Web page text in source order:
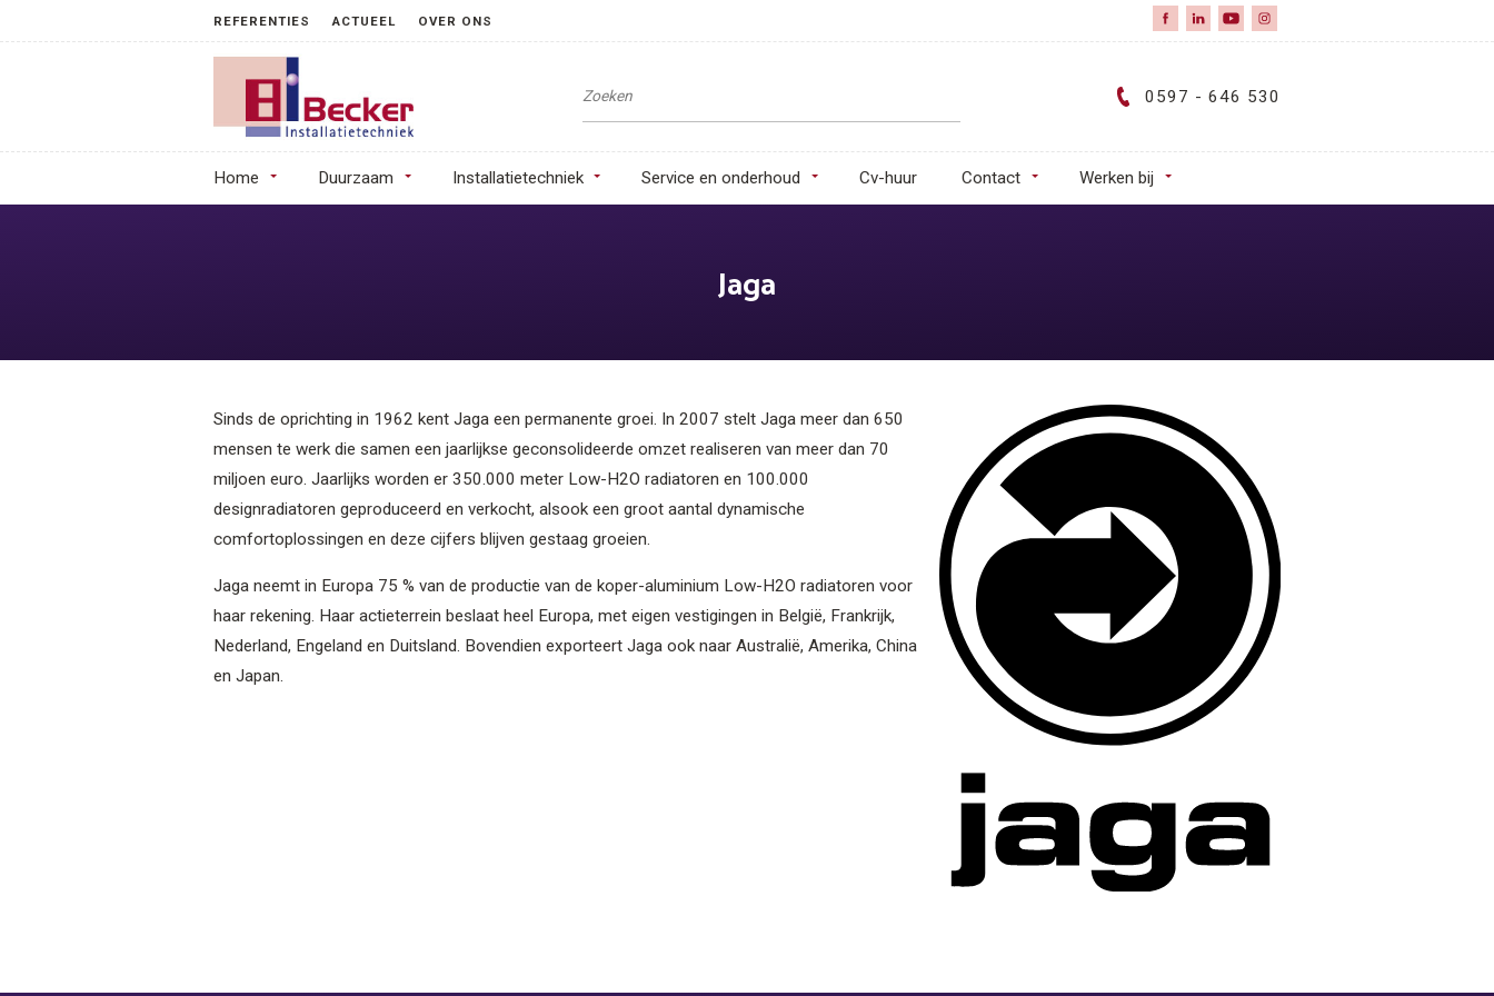
REFERENTIES ACTUEEL OVER ONS
0597 - 646 530
Home Duurzaam Installatietechniek Service en onderhoud Cv-huur Contact Werken bij
Jaga
Sinds de oprichting in 1962 kent Jaga een permanente groei. In 2007 stelt Jaga meer dan 650
mensen te werk die samen een jaarlijkse geconsolideerde omzet realiseren van meer dan 70
miljoen euro. Jaarlijks worden er 350.000 meter Low-H2O radiatoren en 100.000
designradiatoren geproduceerd en verkocht, alsook een groot aantal dynamische
comfortoplossingen en deze cijfers blijven gestaag groeien.
Jaga neemt in Europa 75 % van de productie van de koper-aluminium Low-H2O radiatoren voor
haar rekening. Haar actieterrein beslaat heel Europa, met eigen vestigingen in België, Frankrijk,
Nederland, Engeland en Duitsland. Bovendien exporteert Jaga ook naar Australië, Amerika, China
en Japan.